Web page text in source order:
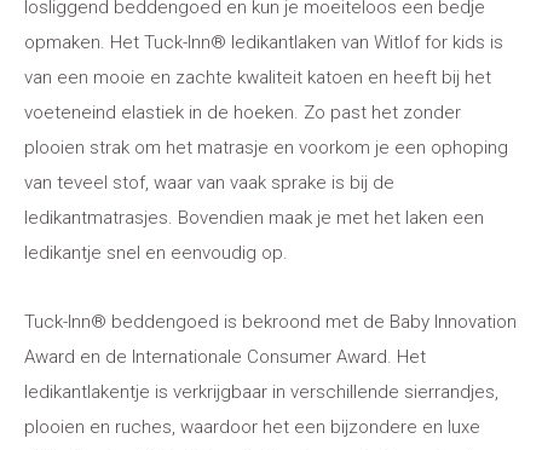
losliggend beddengoed en kun je moeiteloos een bedje
opmaken. Het Tuck-Inn® ledikantlaken van Witlof for kids is
van een mooie en zachte kwaliteit katoen en heeft bij het
voeteneind elastiek in de hoeken. Zo past het zonder
plooien strak om het matrasje en voorkom je een ophoping
van teveel stof, waar van vaak sprake is bij de
ledikantmatrasjes. Bovendien maak je met het laken een
ledikantje snel en eenvoudig op.
Tuck-Inn® beddengoed is bekroond met de Baby Innovation
Award en de Internationale Consumer Award. Het
ledikantlakentje is verkrijgbaar in verschillende sierrandjes,
plooien en ruches, waardoor het een bijzondere en luxe